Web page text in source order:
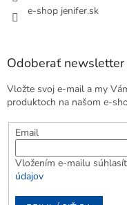
e-shop jenifer.sk
Odoberať newsletter
Vložte svoj e-mail a my
produktoch na našom e-
Email
Vložením e-mailu
údajov